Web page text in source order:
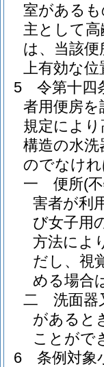
室がある
主として
は、当該
上有効な
5
令第十四
者用便房
規定によ
構造の水
のでなけ
一
便所(
害者が利
び女子用
方法によ
だし、視
める場合
二
洗面器
があると
ことがで
6
条例対象